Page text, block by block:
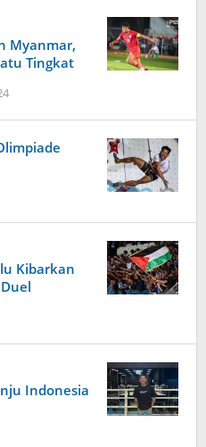
Myanmar,
Tingkat
Kibarkan
Indonesia